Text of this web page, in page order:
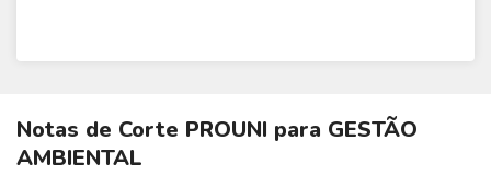
Notas de Corte PROUNI para GESTÃO
AMBIENTAL